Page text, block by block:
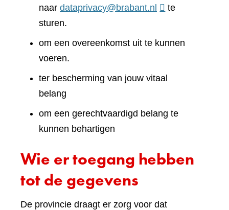
naar dataprivacy@brabant.nl
te
sturen.
om een overeenkomst uit te kunnen
voeren.
ter bescherming van jouw vitaal
belang
om een gerechtvaardigd belang te
kunnen behartigen
Wie er toegang hebben
tot de gegevens
De provincie draagt er zorg voor dat